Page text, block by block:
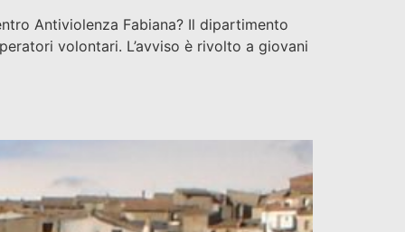
Antiviolenza Fabiana? Il dipartimento
volontari. L’avviso è rivolto a giovani